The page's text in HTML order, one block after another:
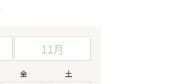
11月
金 土